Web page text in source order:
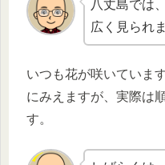
八丈島では
広く見られ
いつも花が咲いていま
にみえますが、実際は
す。